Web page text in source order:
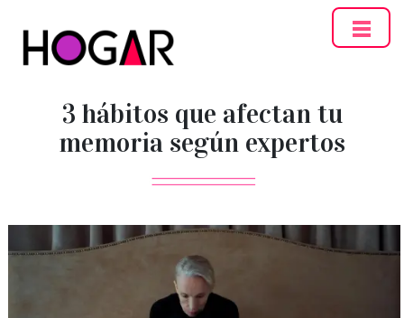
3 hábitos que afectan tu
memoria según expertos